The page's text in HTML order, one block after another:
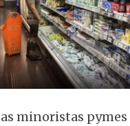
p
o
k
minoristas